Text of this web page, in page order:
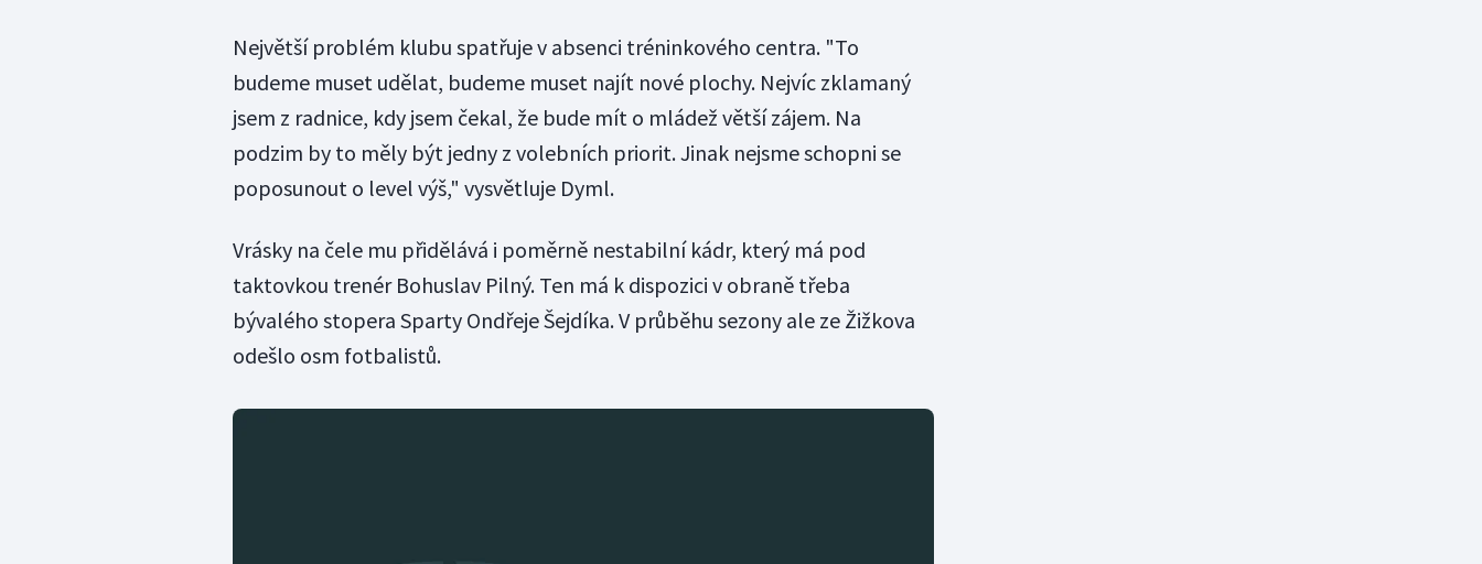
Největší problém klubu spatřuje v absenci tréninkového centra. "To
budeme muset udělat, budeme muset najít nové plochy. Nejvíc zklamaný
jsem z radnice, kdy jsem čekal, že bude mít o mládež větší zájem. Na
podzim by to měly být jedny z volebních priorit. Jinak nejsme schopni se
poposunout o level výš," vysvětluje Dyml.
Vrásky na čele mu přidělává i poměrně nestabilní kádr, který má pod
taktovkou trenér Bohuslav Pilný. Ten má k dispozici v obraně třeba
bývalého stopera Sparty Ondřeje Šejdíka. V průběhu sezony ale ze Žižkova
odešlo osm fotbalistů.